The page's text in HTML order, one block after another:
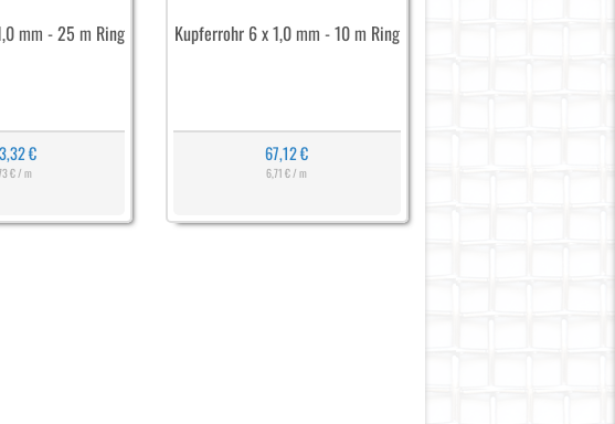
mm - 25 m Ring
€
€ / m
Kupferrohr 6 x 1,0 mm - 10 m Ring
67,12 €
6,71 € / m